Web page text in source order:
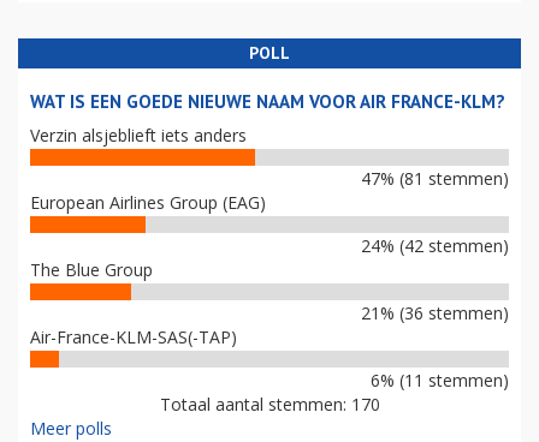
POLL
WAT IS EEN GOEDE NIEUWE NAAM VOOR AIR FRANCE-KLM?
Verzin alsjeblieft iets anders
47% (81 stemmen)
European Airlines Group (EAG)
24% (42 stemmen)
The Blue Group
21% (36 stemmen)
Air-France-KLM-SAS(-TAP)
6% (11 stemmen)
Totaal aantal stemmen: 170
Meer polls